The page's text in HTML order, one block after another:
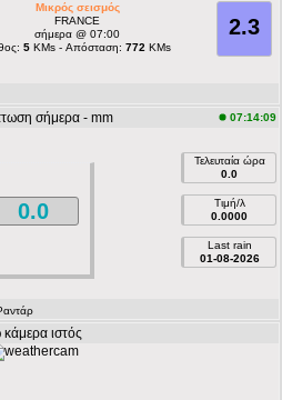
2.3
Μικρός σεισμός
FRANCE
σήμερα @ 07:00
5 KMs - Απόσταση:772 KMs
σήμερα - mm 07:14:09
0.0
Τελευταία ώρα
0.0
Τιμή/λ
0.0000
Last rain
01-08-2026
ιστός